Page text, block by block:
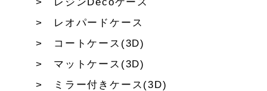
レオパードケース
コートケース(3D)
マットケース(3D)
ミラー付きケース(3D)